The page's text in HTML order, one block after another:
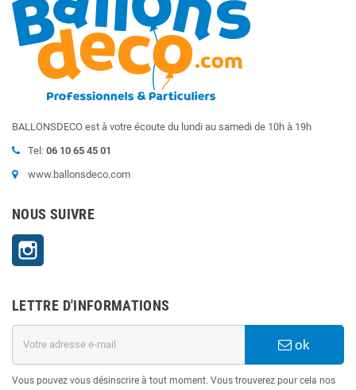
BALLONSDECO est à votre écoute du lundi au samedi de 10h à 19h
Tel: 06 10 65 45 01
www.ballonsdeco.com
NOUS SUIVRE
LETTRE D'INFORMATIONS
ok
Vous pouvez vous désinscrire à tout moment. Vous trouverez pour cela nos